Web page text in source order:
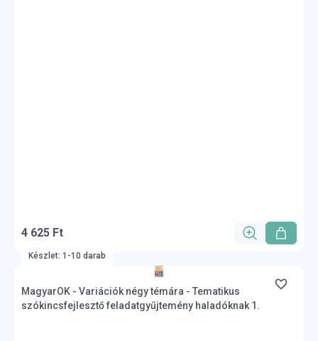
4 625 Ft
Készlet: 1-10 darab
MagyarOK - Variációk négy témára - Tematikus
szókincsfejlesztő feladatgyűjtemény haladóknak 1.